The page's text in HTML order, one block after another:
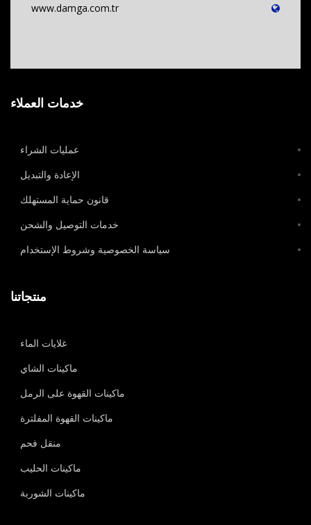
www.damga.com.tr
خدمات العملاء
عمليات الشراء
الإعادة والتبديل
قانون حماية المستهلك
خدمات التوصيل والشحن
سياسة الخصوصية وشروط الإستخدام
منتجاتنا
غلايات الماء
ماكينات الشاي
ماكينات القهوة على الرمل
ماكينات القهوة المفلترة
منقل فحم
ماكينات الحليب
ماكينات الشوربة